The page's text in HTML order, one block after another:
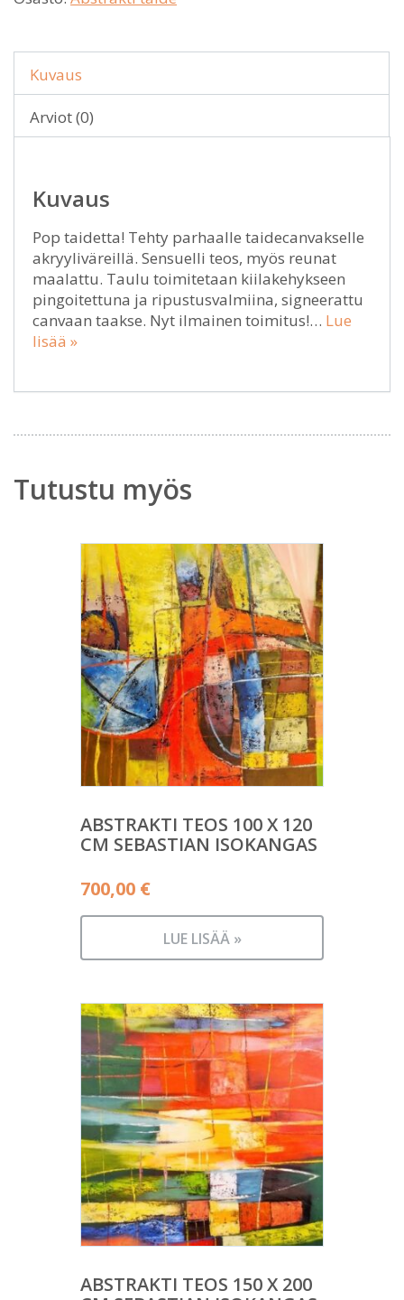
Kuvaus
Arviot (0)
Kuvaus
Pop taidetta! Tehty parhaalle taidecanvakselle
akryyliväreillä. Sensuelli teos, myös reunat
maalattu. Taulu toimitetaan kiilakehykseen
pingoitettuna ja ripustusvalmiina, signeerattu
canvaan taakse. Nyt ilmainen toimitus!… Lue
lisää »
Tutustu myös
ABSTRAKTI TEOS 100 X 120
CM SEBASTIAN ISOKANGAS
700,00 €
LUE LISÄÄ »
ABSTRAKTI TEOS 150 X 200